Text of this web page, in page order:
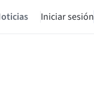
Iniciar sesión